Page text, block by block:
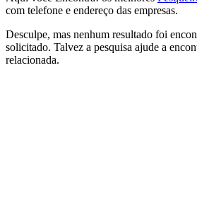
com telefone e endereço das empresas.
Desculpe, mas nenhum resultado foi
solicitado. Talvez a pesquisa ajude a
relacionada.